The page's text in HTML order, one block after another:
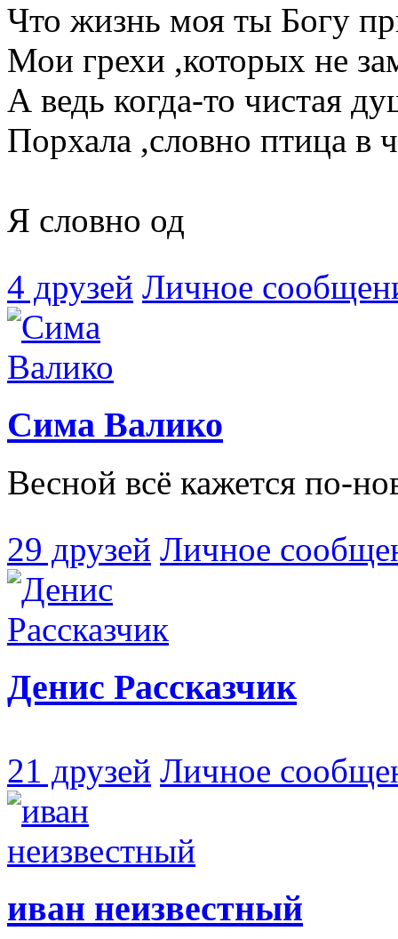
Что жизнь моя ты Богу
Мои грехи ,которых не
А ведь когда-то чистая
Порхала ,словно птица в
Я словно од
4 друзей Личное
Сима Валико
Весной всё кажется по-
29 друзей Личное
Денис Рассказчик
21 друзей Личное
иван неизвестный